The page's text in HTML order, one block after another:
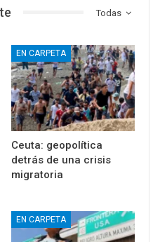
Todas
EN CARPETA
Ceuta: geopolítica
detrás de una crisis
migratoria
EN CARPETA